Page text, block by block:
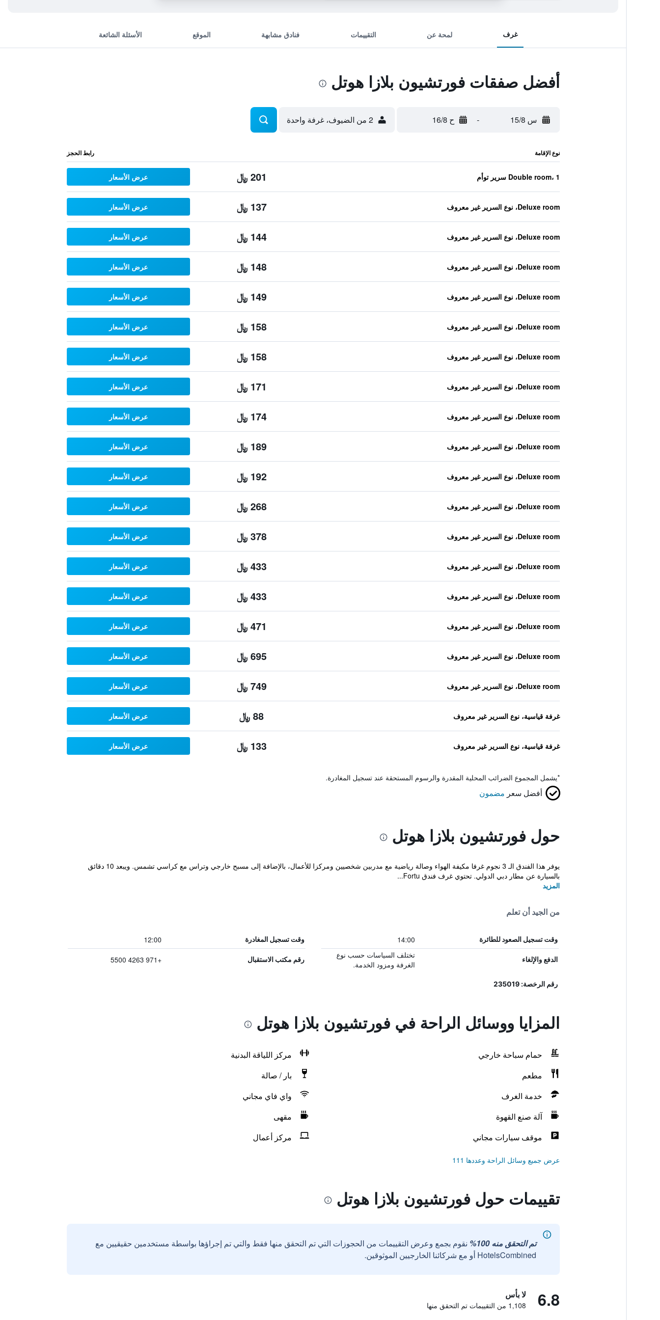
غرف لمحة عن التقييمات فنادق مشابهة الموقع الأسئلة الشائعة
أفضل صفقات فورتشيون بلازا هوتل
س 15/8 - ح 16/8 2 من الضيوف، غرفة واحدة
نوع الإقامة رابط الحجز
Double room، 1 سرير توأم 201 ﷼ عرض الأسعار
Deluxe room، نوع السرير غير معروف 137 ﷼ عرض الأسعار
Deluxe room، نوع السرير غير معروف 144 ﷼ عرض الأسعار
Deluxe room، نوع السرير غير معروف 148 ﷼ عرض الأسعار
Deluxe room، نوع السرير غير معروف 149 ﷼ عرض الأسعار
Deluxe room، نوع السرير غير معروف 158 ﷼ عرض الأسعار
Deluxe room، نوع السرير غير معروف 158 ﷼ عرض الأسعار
Deluxe room، نوع السرير غير معروف 171 ﷼ عرض الأسعار
Deluxe room، نوع السرير غير معروف 174 ﷼ عرض الأسعار
Deluxe room، نوع السرير غير معروف 189 ﷼ عرض الأسعار
Deluxe room، نوع السرير غير معروف 192 ﷼ عرض الأسعار
Deluxe room، نوع السرير غير معروف 268 ﷼ عرض الأسعار
Deluxe room، نوع السرير غير معروف 378 ﷼ عرض الأسعار
Deluxe room، نوع السرير غير معروف 433 ﷼ عرض الأسعار
Deluxe room، نوع السرير غير معروف 433 ﷼ عرض الأسعار
Deluxe room، نوع السرير غير معروف 471 ﷼ عرض الأسعار
Deluxe room، نوع السرير غير معروف 695 ﷼ عرض الأسعار
Deluxe room، نوع السرير غير معروف 749 ﷼ عرض الأسعار
غرفة قياسية، نوع السرير غير معروف 88 ﷼ عرض الأسعار
غرفة قياسية، نوع السرير غير معروف 133 ﷼ عرض الأسعار
*يشمل المجموع الضرائب المحلية المقدرة والرسوم المستحقة عند تسجيل المغادرة.
أفضل سعر مضمون
حول فورتشيون بلازا هوتل
يوفر هذا الفندق الـ 3 نجوم غرفا مكيفة الهواء وصالة رياضية مع مدربين شخصيين ومركزا للأعمال، بالإضافة إلى مسبح خارجي وتراس مع كراسي تشمس. ويبعد 10 دقائق
بالسيارة عن مطار دبي الدولي. تحتوي غرف فندق Fortu...
المزيد
من الجيد أن تعلم
وقت تسجيل الصعود للطائرة 14:00 وقت تسجيل المغادرة 12:00
الدفع والإلغاء
تختلف السياسات حسب نوع
الغرفة ومزود الخدمة.
رقم مكتب الاستقبال +971 4263 5500
رقم الرخصة: 235019
المزايا ووسائل الراحة في فورتشيون بلازا هوتل
حمام سباحة خارجي
مركز اللياقة البدنية
مطعم
بار / صالة
خدمة الغرف
واي فاي مجاني
آلة صنع القهوة
مقهى
موقف سيارات مجاني
مركز أعمال
عرض جميع وسائل الراحة وعددها 111
تقييمات حول فورتشيون بلازا هوتل
تم التحقق منه 100%
نقوم بجمع وعرض التقييمات من الحجوزات التي تم التحقق منها فقط والتي تم إجراؤها بواسطة مستخدمين حقيقيين مع
HotelsCombined أو مع شركائنا الخارجيين الموثوقين.
6.8 لا بأس
1,108 من التقييمات تم التحقق منها